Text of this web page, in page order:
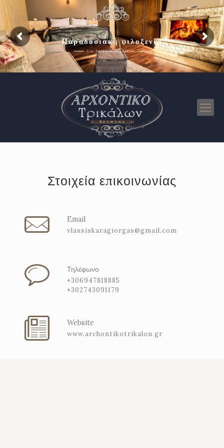
Παραδοσιακή φιλοξενία
Στα Τρίκαλα Κορινθίας
Στοιχεία επικοινωνίας
Email
vlassiskaragiorgas@gmail.com
Τηλέφωνο
+306947818885
+302743091179
Website
www.archontikotrikalon.gr